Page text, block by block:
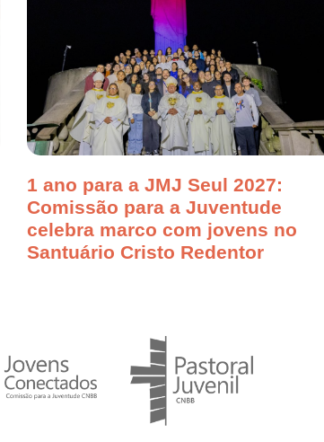
1 ano para a JMJ Seul 2027:
Comissão para a Juventude
celebra marco com jovens no
Santuário Cristo Redentor